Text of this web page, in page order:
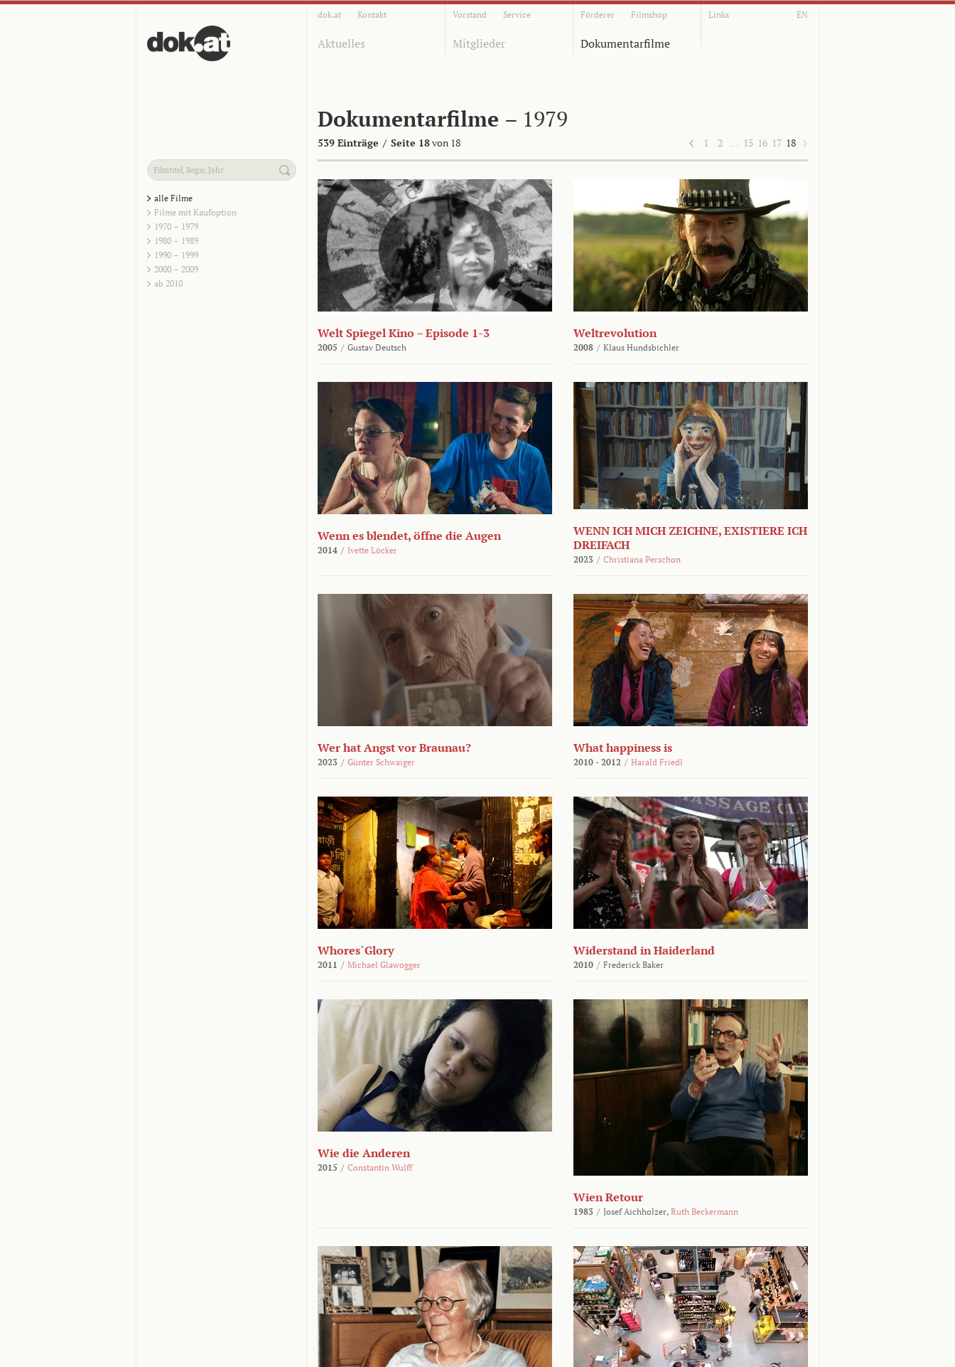
dok.at Kontakt Vorstand Service Förderer Filmshop Links EN
Aktuelles Mitglieder Dokumentarfilme
Dokumentarfilme – 1979
539 Einträge / Seite 18von 18 1 2 … 15 16 17 18
alle Filme
Filme mit Kaufoption
1970 – 1979
1980 – 1989
1990 – 1999
2000 – 2009
ab 2010
Welt Spiegel Kino – Episode 1-3
2005 / Gustav Deutsch
Weltrevolution
2008 / Klaus Hundsbichler
Wenn es blendet, öffne die Augen
2014 / Ivette Löcker
WENN ICH MICH ZEICHNE, EXISTIERE ICH
DREIFACH
2023 / Christiana Perschon
Wer hat Angst vor Braunau?
2023 / Günter Schwaiger
What happiness is
2010 - 2012 / Harald Friedl
Whores´Glory
2011 / Michael Glawogger
Widerstand in Haiderland
2010 / Frederick Baker
Wie die Anderen
2015 / Constantin Wulff
Wien Retour
1983 / Josef Aichholzer, Ruth Beckermann